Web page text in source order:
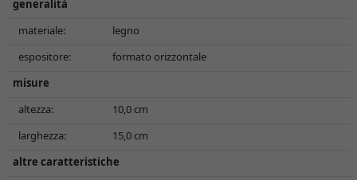
generalità
materiale:
legno
espositore:
formato orizzontale
misure
altezza:
10,0 cm
larghezza:
15,0 cm
altre caratteristiche